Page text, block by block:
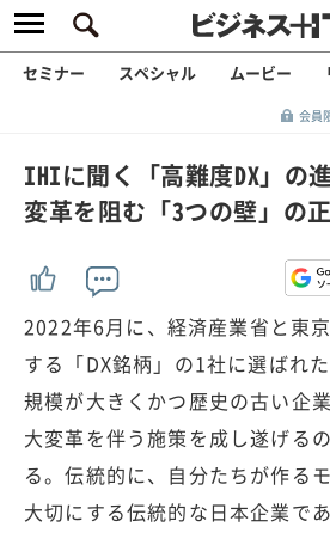
セミナー スペシャル ムービー
会員
IHIに聞く「高難度DX」の
変革を阻む「3つの壁」の
2022年6月に、経済産業省と東
する「DX銘柄」の1社に選ばれ
規模が大きくかつ歴史の古い企
大変革を伴う施策を成し遂げる
る。伝統的に、自分たちが作る
大切にする伝統的な日本企業で